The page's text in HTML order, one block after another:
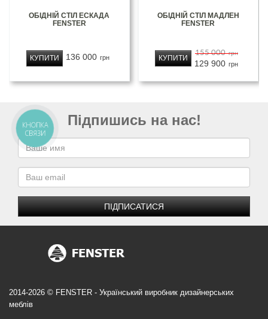
ОБІДНІЙ СТІЛ ЕСКАДА
FENSTER
136 000 грн
КУПИТИ
ОБІДНІЙ СТІЛ МАДЛЕН
FENSTER
155 000 грн
129 900 грн
КУПИТИ
Підпишись на нас!
ПІДПИСАТИСЯ
2014-2026 © FENSTER - Український виробник дизайнерських
меблів
КНОПКА
СВЯЗИ